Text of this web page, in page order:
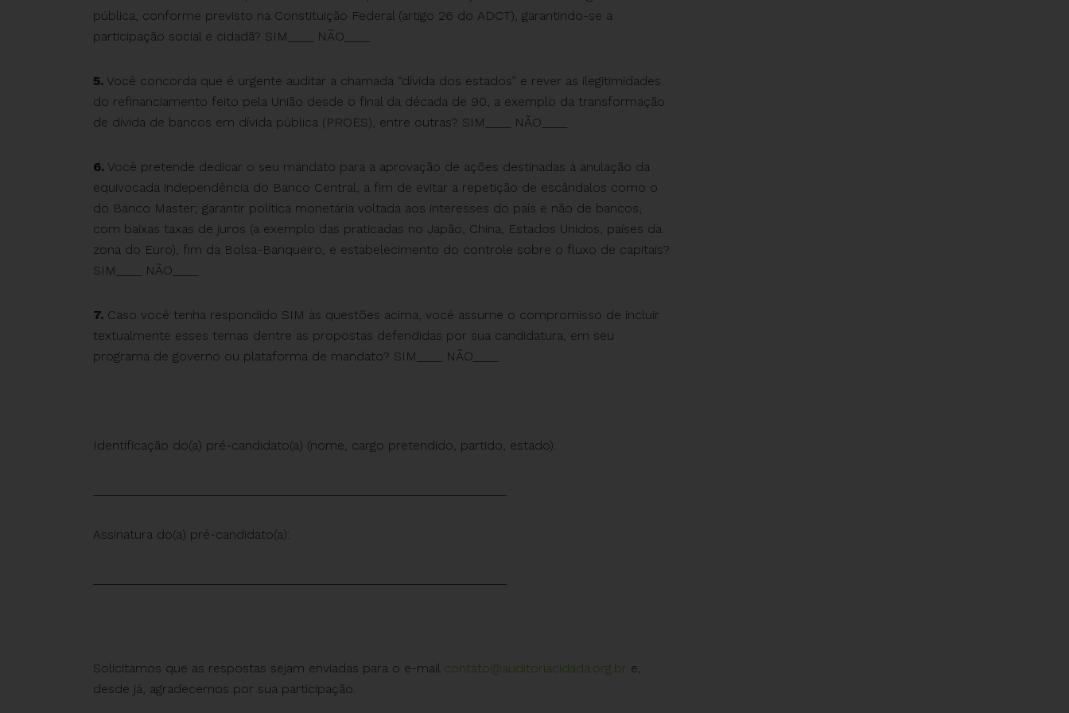
pública, conforme previsto na Constituição Federal (artigo 26 do ADCT), garantindo-se a
participação social e cidadã? SIM____ NÃO____
5. Você concorda que é urgente auditar a chamada “dívida dos estados” e rever as ilegitimidades
do refinanciamento feito pela União desde o final da década de 90, a exemplo da transformação
de dívida de bancos em dívida pública (PROES), entre outras? SIM____ NÃO____
6. Você pretende dedicar o seu mandato para a aprovação de ações destinadas à anulação da
equivocada independência do Banco Central, a fim de evitar a repetição de escândalos como o
do Banco Master; garantir política monetária voltada aos interesses do país e não de bancos,
com baixas taxas de juros (a exemplo das praticadas no Japão, China, Estados Unidos, países da
zona do Euro), fim da Bolsa-Banqueiro, e estabelecimento do controle sobre o fluxo de capitais?
SIM____ NÃO____
7. Caso você tenha respondido SIM às questões acima, você assume o compromisso de incluir
textualmente esses temas dentre as propostas defendidas por sua candidatura, em seu
programa de governo ou plataforma de mandato? SIM____ NÃO____
Identificação do(a) pré-candidato(a) (nome, cargo pretendido, partido, estado):
Assinatura do(a) pré-candidato(a):
Solicitamos que as respostas sejam enviadas para o e-mail contato@auditoriacidada.org.br e,
desde já, agradecemos por sua participação.